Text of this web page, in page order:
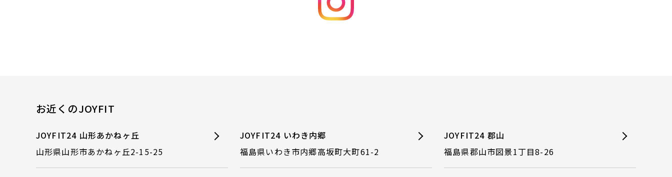
お近くのJOYFIT
JOYFIT24 山形あかねヶ丘
山形県山形市あかねヶ丘2-15-25
JOYFIT24 いわき内郷
福島県いわき市内郷高坂町大町61-2
JOYFIT24 郡山
福島県郡山市図景1丁目8-26